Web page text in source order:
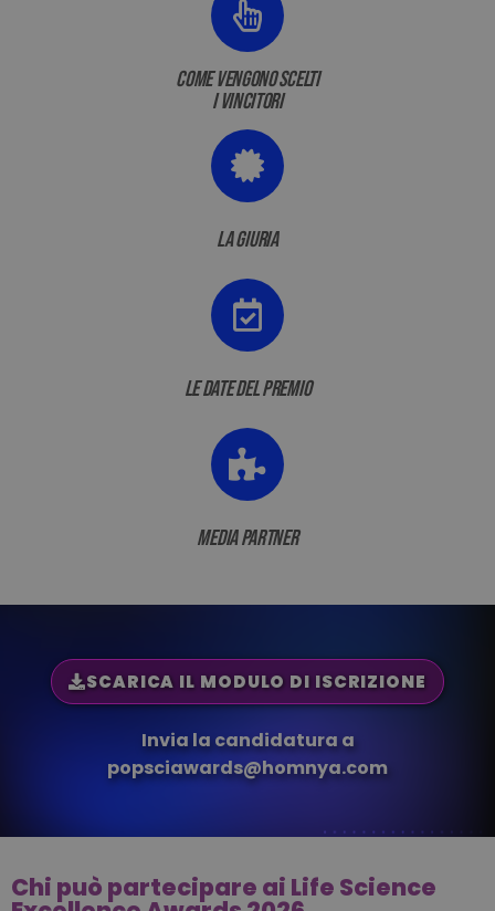
come vengonoscelti
i vincitori
la giuria
le date del premio
media partner
SCARICA IL MODULO DI ISCRIZIONE
Invia la candidatura a
popsciawards@homnya.com
Chi può partecipare ai Life Science